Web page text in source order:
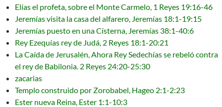
Elías el profeta, sobre el Monte Carmelo, 1 Reyes 19:16-46
Jeremías visita la casa del alfarero, Jeremías 18:1-19:15
Jeremías puesto en una Císterna, Jeremías 38:1-40:6
Rey Ezequías rey de Judá, 2 Reyes 18:1-20:21
La Caída de Jerusalén, Ahora Rey Sedechías se rebeló contra
el rey de Babilonia. 2 Reyes 24:20-25:30
zacarias
Templo construido por Zorobabel, Hageo 2:1-2:23
Ester nueva Reina, Ester 1:1-10:3